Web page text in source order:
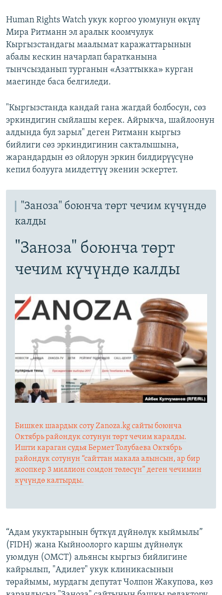
Human Rights Watch укук коргоо уюмунун өкүлү
Мира Ритманн эл аралык коомчулук
Кыргызстандагы маалымат каражаттарынын
абалы кескин начарлап баратканына
тынчсызданып турганын «Азаттыкка» курган
маегинде баса белгиледи.
"​Кыргызстанда кандай гана жагдай болбосун, сөз
эркиндигин сыйлашы керек. Айрыкча, шайлоонун
алдында бул зарыл" деген Ритманн кыргыз
бийлиги сөз эркиндигинин сакталышына,
жарандардын өз ойлорун эркин билдирүүсүнө
кепил болууга милдеттүү экенин эскертет.
"Заноза" боюнча төрт чечим күчүндө
калды
"Заноза" боюнча төрт
чечим күчүндө калды
Бишкек шаардык соту Zanoza.kg сайты боюнча
Октябрь райондук сотунун төрт чечим каралды.
Ишти караган судья Бермет Толубаева Октябрь
райондук сотунун “сайттан макала алынсын, ар бир
жоопкер 3 миллион сомдон төлөсүн” деген чечимин
күчүндө калтырды.
“Адам укуктарынын бүткүл дүйнөлүк кыймылы”
(FIDH) жана Кыйноолорго каршы дүйнөлүк
уюмдун (OMCT) альянсы кыргыз бийлигине
кайрылып, "Адилет" укук клиникасынын
төрайымы, мурдагы депутат Чолпон Жакупова, көз